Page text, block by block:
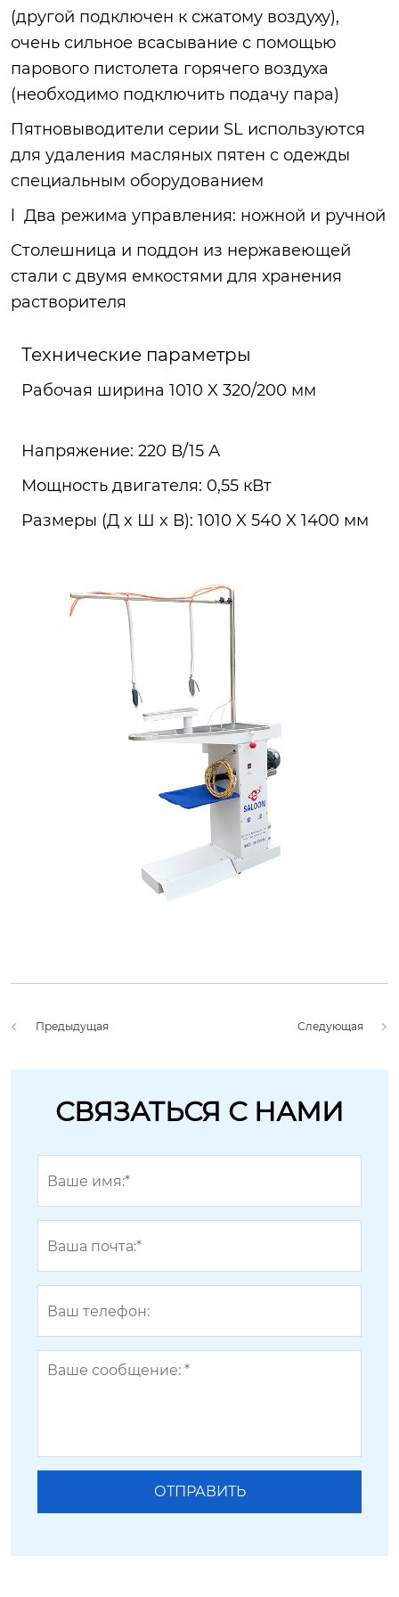
(другой подключен к сжатому воздуху),
очень сильное всасывание с помощью
парового пистолета горячего воздуха
(необходимо подключить подачу пара)
Пятновыводители серии SL используются
для удаления масляных пятен с одежды
специальным оборудованием
l Два режима управления: ножной и ручной
Столешница и поддон из нержавеющей
стали с двумя емкостями для хранения
растворителя
Технические параметры
Рабочая ширина 1010 X 320/200 мм
Напряжение: 220 В/15 А
Мощность двигателя: 0,55 кВт
Размеры (Д x Ш x В): 1010 X 540 X 1400 мм
Предыдущая Следующая
СВЯЗАТЬСЯ С НАМИ